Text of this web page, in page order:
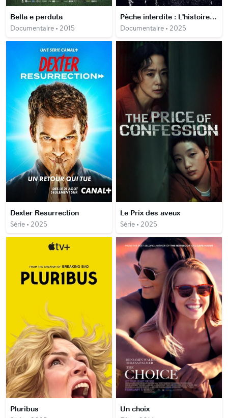
Bella e perduta
Documentaire • 2015
Pêche interdite : L'histoire surréaliste de Rabo de Peixe
Documentaire • 2025
Dexter Resurrection
Série • 2025
Le Prix des aveux
Série • 2025
Pluribus Un choix